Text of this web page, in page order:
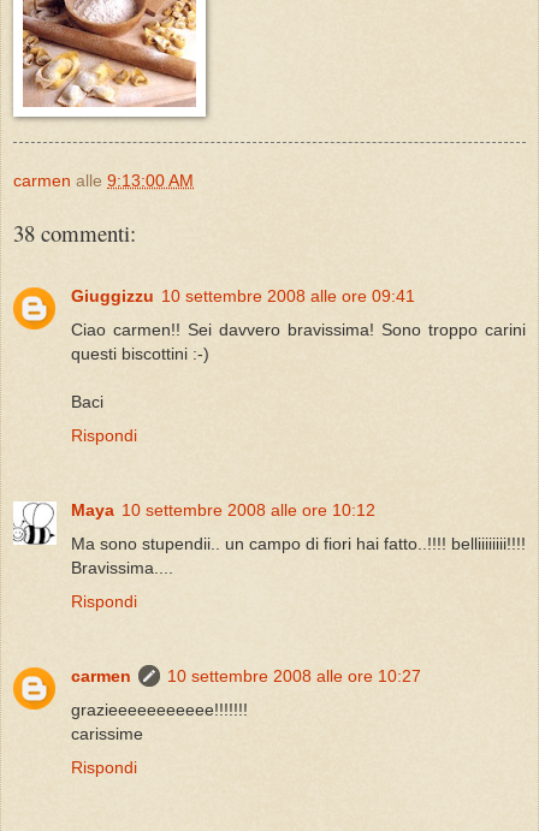
carmen alle 9:13:00 AM
38 commenti:
Giuggizzu 10 settembre 2008 alle ore 09:41
Ciao carmen!! Sei davvero bravissima! Sono troppo carini
questi biscottini :-)
Baci
Rispondi
Maya 10 settembre 2008 alle ore 10:12
Ma sono stupendii.. un campo di fiori hai fatto..!!!! belliiiiiiii!!!!
Bravissima....
Rispondi
carmen
10 settembre 2008 alle ore 10:27
grazieeeeeeeeeee!!!!!!!
carissime
Rispondi